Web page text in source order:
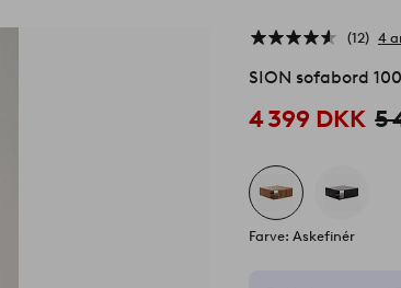
12 4
SION sofabord
4 399 DKK 5
Farve: Askefinér